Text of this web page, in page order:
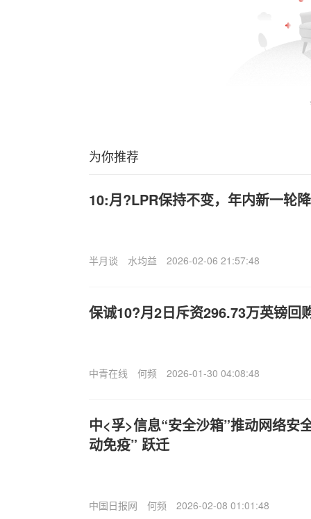
为你推荐
10:月?LPR保持不变，年内新一轮
半月谈 水均益 2026-02-06 21:57:48
保诚10?月2日斥资296.73万英镑回
中青在线 何频 2026-01-30 04:08:48
中<孚>信息“安全沙箱”推动网络安
动免疫” 跃迁
中国日报网 何频 2026-02-08 01:01:48